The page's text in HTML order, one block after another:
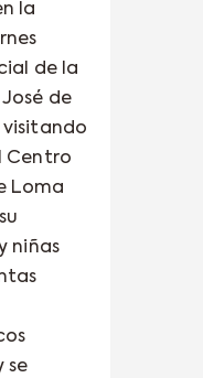
la
de la
José de
visitando
Centro
Loma
niñas
se